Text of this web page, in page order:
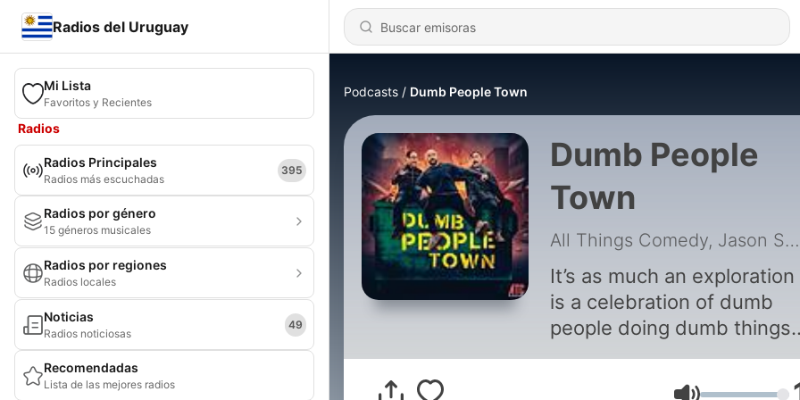
Radios del Uruguay
Mi Lista
Favoritos y Recientes
Radios
Radios Principales
Radios más escuchadas
395
Radios por género
15 géneros musicales
Radios por regiones
Radios locales
Noticias
Radios noticiosas
49
Recomendadas
Lista de las mejores radios
Podcasts Dumb People Town
Dumb People
Town
All Things Comedy, Jason Sklar, Randy Sklar, Dan Van Kirk
It’s as much an
is a celebration of dumb
people doing dumb things
(often in Florida). With
Van Kirk, Randy Sklar, and